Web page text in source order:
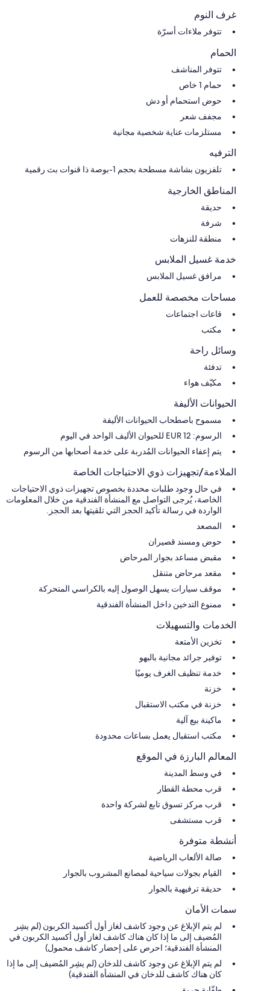
غرف النوم
تتوفر ملاءات أسرّة
الحمام
تتوفر المناشف
حمام 1 خاص
حوض استحمام أو دش
مجفف شعر
مستلزمات عناية شخصية مجانية
الترفيه
تلفزيون بشاشة مسطحة بحجم 1-بوصة ذا قنوات بث رقمية
المناطق الخارجية
حديقة
شرفة
منطقة للنزهات
خدمة غسيل الملابس
مرافق غسيل الملابس
مساحات مخصصة للعمل
قاعات اجتماعات
مكتب
وسائل راحة
تدفئة
مكيّف هواء
الحيوانات الأليفة
مسموح باصطحاب الحيوانات الأليفة
الرسوم: EUR 12 للحيوان الأليف الواحد في اليوم
يتم إعفاء الحيوانات المُدربة على خدمة أصحابها من الرسوم
الملاءمة/تجهيزات ذوي الاحتياجات الخاصة
في حال وجود طلبات محددة بخصوص تجهيزات ذوي الاحتياجات
الخاصة، يُرجى التواصل مع المنشأة الفندقية من خلال المعلومات
الواردة في رسالة تأكيد الحجز التي تلقيتها بعد الحجز.
المصعد
حوض ومسند قصيران
مقبض مساعد بجوار المرحاض
مقعد مرحاض متنقل
موقف سيارات يسهل الوصول إليه بالكراسي المتحركة
ممنوع التدخين داخل المنشأة الفندقية
الخدمات والتسهيلات
تخزين الأمتعة
توفير جرائد مجانية بالبهو
خدمة تنظيف الغرف يوميًا
خزنة
خزنة في مكتب الاستقبال
ماكينة بيع آلية
مكتب استقبال يعمل بساعات محدودة
المعالم البارزة في الموقع
في وسط المدينة
قرب محطة القطار
قرب مركز تسوق تابع لشركة واحدة
قرب مستشفى
أنشطة متوفرة
صالة الألعاب الرياضية
القيام بجولات سياحية لمصانع المشروب بالجوار
حديقة ترفيهية بالجوار
سمات الأمان
لم يتم الإبلاغ عن وجود كاشف لغاز أول أكسيد الكربون (لم يشِر
المُضيف إلى ما إذا كان هناك كاشف لغاز أول أكسيد الكربون في
المنشأة الفندقية؛ احرص على إحضار كاشف محمول)
لم يتم الإبلاغ عن وجود كاشف للدخان (لم يشِر المُضيف إلى ما إذا
كان هناك كاشف للدخان في المنشأة الفندقية)